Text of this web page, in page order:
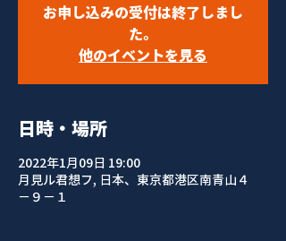
お申し込みの受付は終了しまし
た。
他のイベントを見る
日時・場所
2022年1月09日 19:00
月見ル君想フ, 日本、東京都港区南青山４
−９−１